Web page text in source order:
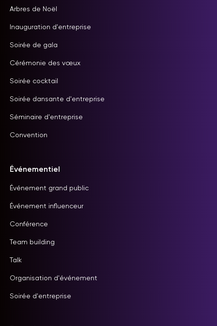
Arbres de Noël
Inauguration d'entreprise
Soirée de gala
Cérémonie des vœux
Soirée cocktail
Soirée dansante d'entreprise
Séminaire d'entreprise
Convention
Événementiel
Événement grand public
Événement influenceur
Conférence
Team building
Talk
Organisation d'événement
Soirée d'entreprise